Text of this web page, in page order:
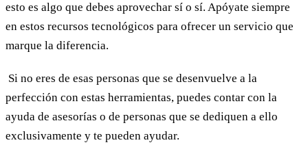
esto es algo que debes aprovechar sí o sí. Apóyate siempre
en estos recursos tecnológicos para ofrecer un servicio que
marque la diferencia.
Si no eres de esas personas que se desenvuelve a la
perfección con estas herramientas, puedes contar con la
ayuda de asesorías o de personas que se dediquen a ello
exclusivamente y te pueden ayudar.